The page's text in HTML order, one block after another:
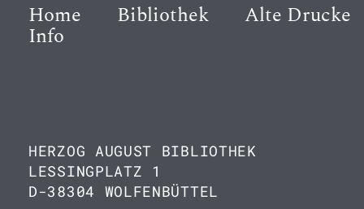
Home Bibliothek Alte Drucke
Info
HERZOG AUGUST BIBLIOTHEK
LESSINGPLATZ 1
D-38304 WOLFENBÜTTEL